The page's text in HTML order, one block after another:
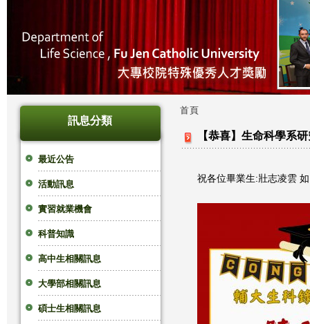
訊息分類
最近公告
活動訊息
實習就業機會
科普知識
高中生相關訊息
大學部相關訊息
碩士生相關訊息
您
首頁
【恭喜】生命科學系
祝各位畢業生:壯志凌雲